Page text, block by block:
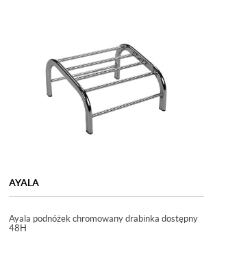
AYALA
Ayala podnóżek chromowany drabinka dostępny
48H